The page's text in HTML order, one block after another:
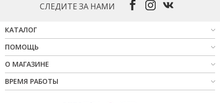
СЛЕДИТЕ ЗА НАМИ
КАТАЛОГ
ПОМОЩЬ
О МАГАЗИНЕ
ВРЕМЯ РАБОТЫ